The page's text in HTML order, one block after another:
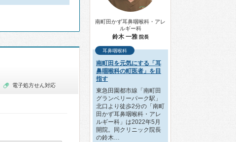
電子処方せん対応
南町田かず耳鼻咽喉科・アレ
ルギー科
鈴木 一雅 院長
耳鼻咽喉科
南町田を元気にする「耳
鼻咽喉科の町医者」を目
指す
東急田園都市線「南町田
グランベリーパーク駅」
北口より徒歩2分の「南町
田かず耳鼻咽喉科・アレ
ルギー科」は2022年5月
開院。同クリニック院長
の鈴木…